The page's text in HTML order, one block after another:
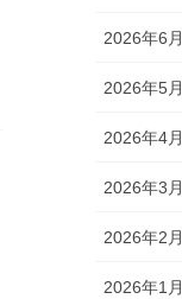
2026年6月
2026年5月
2026年4月
2026年3月
2026年2月
2026年1月